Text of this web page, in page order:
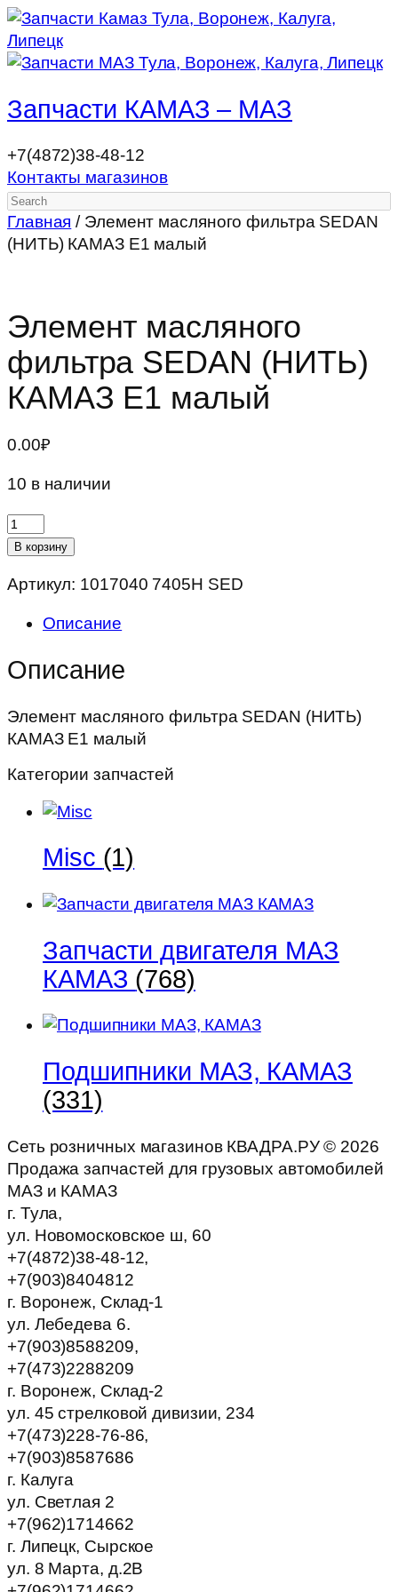
Запчасти КАМАЗ – МАЗ
+7(4872)38-48-12
Контакты магазинов
Search
Главная / Элемент масляного фильтра SEDAN
(НИТЬ) КАМАЗ Е1 малый
Элемент масляного
фильтра SEDAN (НИТЬ)
КАМАЗ Е1 малый
0.00₽
10 в наличии
Количество
товара
масляного
SEDAN
КАМАЗ
малый
В корзину
Артикул: 1017040 7405Н SED
Описание
Описание
Элемент масляного фильтра SEDAN (НИТЬ)
КАМАЗ Е1 малый
Категории запчастей
Misc (1)
Запчасти двигателя МАЗ
КАМАЗ (768)
Подшипники МАЗ, КАМАЗ
(331)
Сеть розничных магазинов КВАДРА.РУ © 2026
Продажа запчастей для грузовых автомобилей
МАЗ и КАМАЗ
г. Тула,
ул. Новомосковское ш, 60
+7(4872)38-48-12,
+7(903)8404812
г. Воронеж, Склад-1
ул. Лебедева 6.
+7(903)8588209,
+7(473)2288209
г. Воронеж, Склад-2
ул. 45 стрелковой дивизии, 234
+7(473)228-76-86,
+7(903)8587686
г. Калуга
ул. Светлая 2
+7(962)1714662
г. Липецк, Сырское
ул. 8 Марта, д.2В